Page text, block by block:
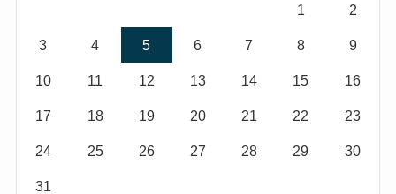
1 2
3 4 5 6 7 8 9
10 11 12 13 14 15 16
17 18 19 20 21 22 23
24 25 26 27 28 29 30
31